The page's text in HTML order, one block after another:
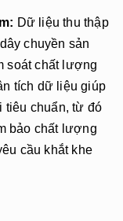
Dữ liệu thu thập
chuyền sản
soát chất lượng
tích dữ liệu giúp
tiêu chuẩn, từ đó
bảo chất lượng
cầu khắt khe